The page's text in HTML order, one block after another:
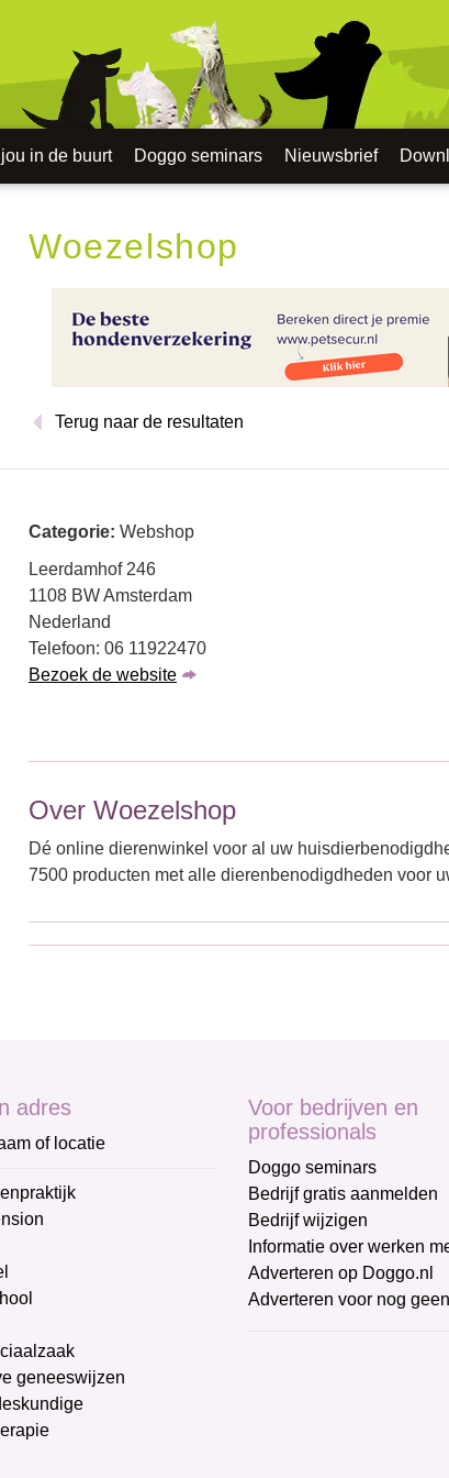
in de buurt Doggo seminars Nieuwsbrief
Woezelshop
Terug naar de resultaten
Categorie: Webshop
Leerdamhof 246
1108 BW Amsterdam
Nederland
Telefoon: 06 11922470
Bezoek de website
Over Woezelshop
Dé online dierenwinkel voor al uw
7500 producten met alle dierenbenodigdheden voor
adres
of locatie
geneeswijzen
Voor bedrijven en
professionals
Doggo seminars
Bedrijf gratis aanmelden
Bedrijf wijzigen
Informatie over werken
Adverteren op Doggo.nl
Adverteren voor nog